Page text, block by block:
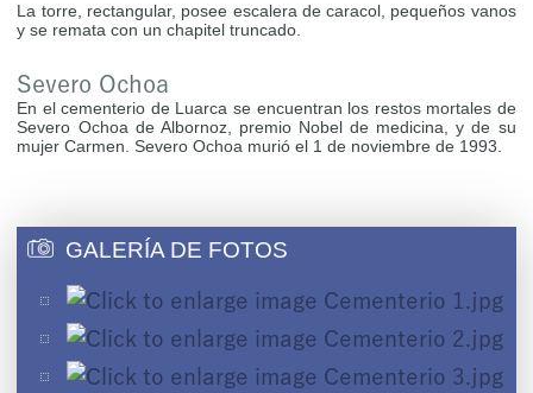
La torre, rectangular, posee escalera de caracol, pequeños vanos
y se remata con un chapitel truncado.
Severo Ochoa
En el cementerio de Luarca se encuentran los restos mortales de
Severo Ochoa de Albornoz, premio Nobel de medicina, y de su
mujer Carmen. Severo Ochoa murió el 1 de noviembre de 1993.
GALERÍA DE FOTOS